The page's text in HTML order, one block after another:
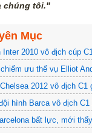
chúng tôi."
Mục
Inter 2010 vô địch cúp
ưu thế vụ Elliot
2012 vô địch C1
hình Barca vô địch C1
bất lực, mới